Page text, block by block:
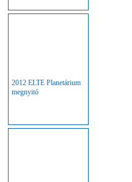
2012 ELTE Planetárium
megnyitó